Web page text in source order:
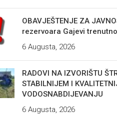
OBAVJEŠTENJE ZA
rezervoara Gajevi
6 Augusta, 2026
RADOVI NA IZVORIŠTU
STABILNIJEM I
VODOSNABDIJEVANJU
6 Augusta, 2026